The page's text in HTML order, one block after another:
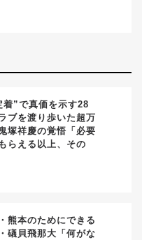
着”で真価を示す28
ブを渡り歩いた超万
塚祥慶の覚悟「必要
らえる以上、その
熊本のためにできる
礒貝飛那大「何がな